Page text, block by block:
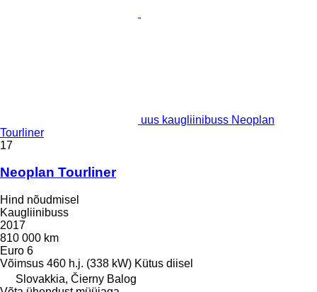
uus kaugliinibuss Neoplan
Tourliner
17
Neoplan Tourliner
Hind nõudmisel
Kaugliinibuss
2017
810 000 km
Euro 6
Võimsus 460 h.j. (338 kW) Kütus diisel
Slovakkia, Čierny Balog